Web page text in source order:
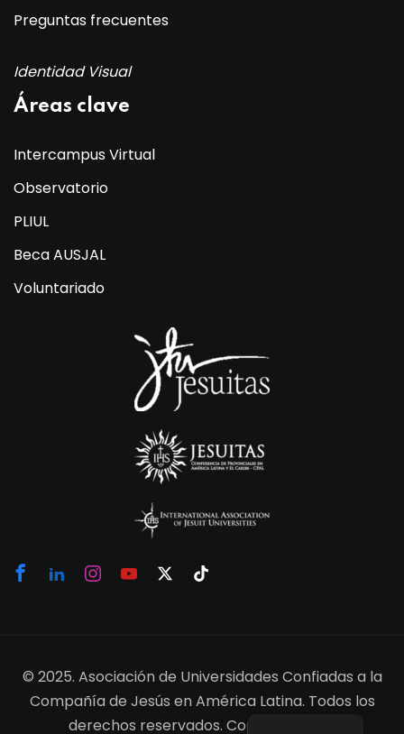
Preguntas frecuentes
Identidad Visual
Áreas clave
Intercampus Virtual
Observatorio
PLIUL
Beca AUSJAL
Voluntariado
© 2025. Asociación de Universidades Confiadas a la
Compañía de Jesús en América Latina. Todos los
derechos reservados. Copyright 2025